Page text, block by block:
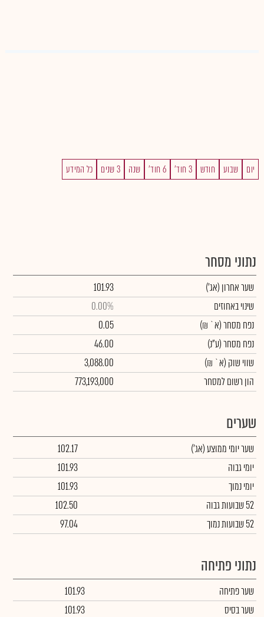
יום שבוע חודש 3 חוד' 6 חוד' שנה 3 שנים כל המידע
נתוני מסחר
שער אחרון (אג')
101.93
שינוי באחוזים
0.00%
נפח מסחר(א` ₪)
0.05
נפח מסחר(ע"נ)
46.00
שווי שוק (א` ₪)
3,088.00
הון רשום למסחר
773,193,000
שערים
שער יומי ממוצע(אג')
102.17
יומי גבוה
101.93
יומי נמוך
101.93
52 שבועות גבוה
102.50
52 שבועות נמוך
97.04
נתוני פתיחה
שער פתיחה
101.93
שער בסיס
101.93